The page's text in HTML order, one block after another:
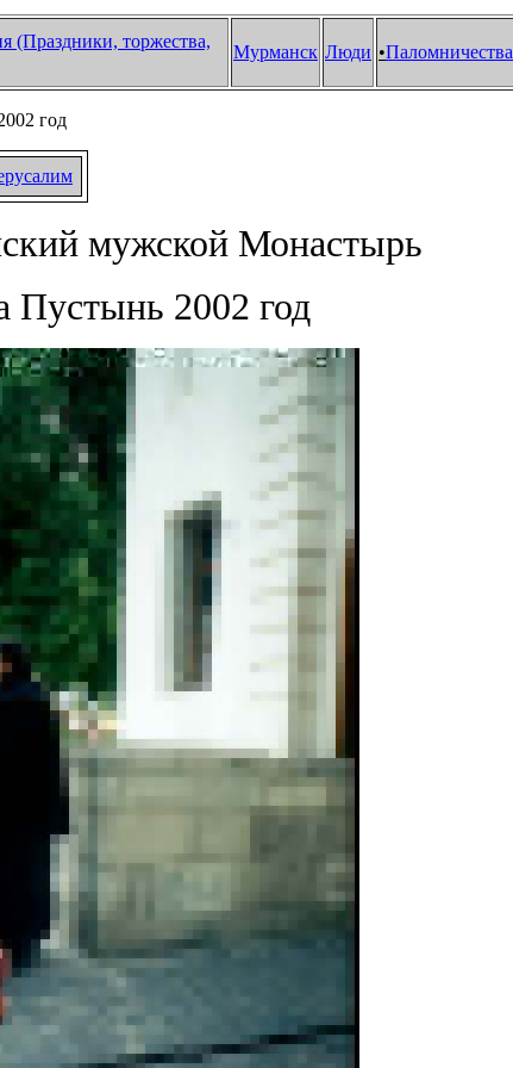
(Праздники, торжества,
Мурманск Люди •Паломничества
год
мужской Монастырь
Пустынь 2002 год